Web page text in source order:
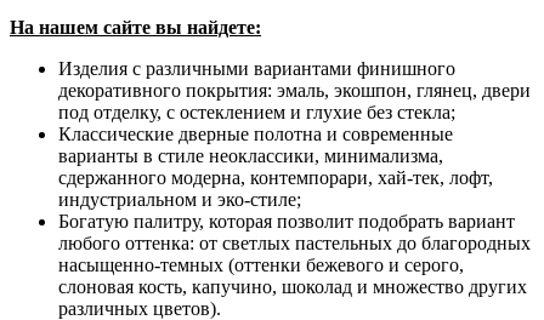
На нашем сайте вы найдете:
Изделия с различными вариантами финишного
декоративного покрытия: эмаль, экошпон, глянец, двери
под отделку, с остеклением и глухие без стекла;
Классические дверные полотна и современные
варианты в стиле неоклассики, минимализма,
сдержанного модерна, контемпорари, хай-тек, лофт,
индустриальном и эко-стиле;
Богатую палитру, которая позволит подобрать вариант
любого оттенка: от светлых пастельных до благородных
насыщенно-темных (оттенки бежевого и серого,
слоновая кость, капучино, шоколад и множество других
различных цветов).